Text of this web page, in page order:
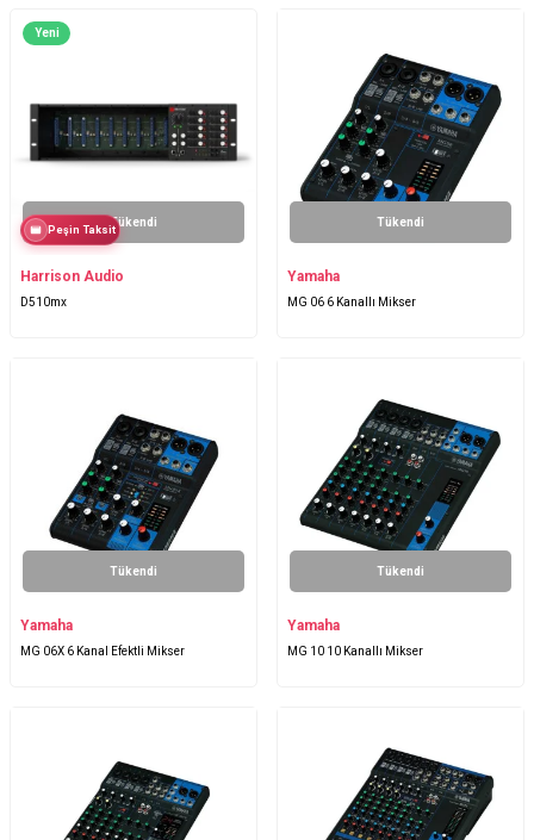
Yeni
Tükendi
Peşin Taksit
Harrison Audio
D510mx
Tükendi
Yamaha
MG 06 6 Kanallı Mikser
Tükendi
Yamaha
MG 06X 6 Kanal Efektli Mikser
Tükendi
Yamaha
MG 10 10 Kanallı Mikser